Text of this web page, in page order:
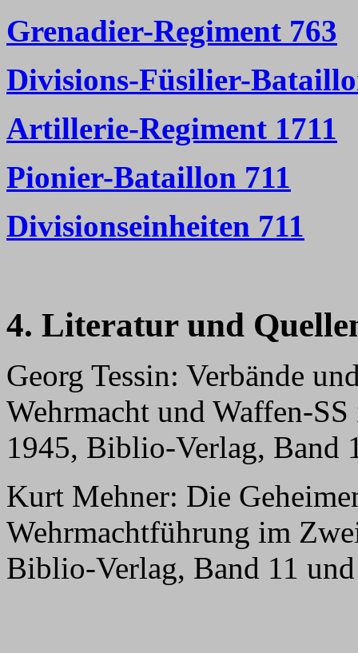
Grenadier-Regiment 763
Divisions-Füsilier-
Artillerie-Regiment 1711
Pionier-Bataillon 711
Divisionseinheiten 711
4. Literatur und
Georg Tessin: Verbände
Wehrmacht und Waffen-
1945, Biblio-Verlag, Band
Kurt Mehner: Die
Wehrmachtführung im
Biblio-Verlag, Band 11